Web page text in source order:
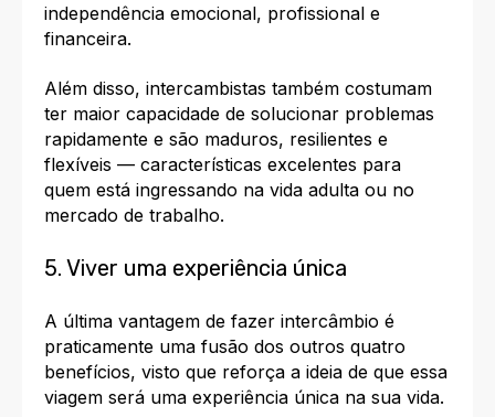
independência emocional, profissional e
financeira.
Além disso, intercambistas também costumam
ter maior capacidade de solucionar problemas
rapidamente e são maduros, resilientes e
flexíveis — características excelentes para
quem está ingressando na vida adulta ou no
mercado de trabalho.
5. Viver uma experiência única
A última vantagem de fazer intercâmbio é
praticamente uma fusão dos outros quatro
benefícios, visto que reforça a ideia de que essa
viagem será uma experiência única na sua vida.